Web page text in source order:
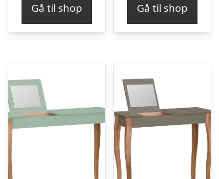
Gå til shop Gå til shop